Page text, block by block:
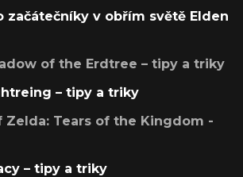
začátečníky v obřím světě Elden
of the Erdtree – tipy a triky
– tipy a triky
Zelda: Tears of the Kingdom -
– tipy a triky